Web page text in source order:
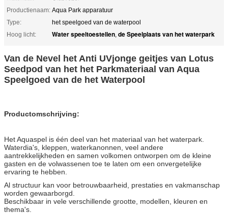
Productienaam: Aqua Park apparatuur
Type:
het speelgoed van de waterpool
Hoog licht:
Water speeltoestellen, de Speelplaats van het waterpark
Van de Nevel het Anti UVjonge geitjes van Lotus
Seedpod van het het Parkmateriaal van Aqua
Speelgoed van de het Waterpool
Productomschrijving:
Het Aquaspel is één deel van het materiaal van het waterpark.
Waterdia's, kleppen, waterkanonnen, veel andere
aantrekkelijkheden en samen volkomen ontworpen om de kleine
gasten en de volwassenen toe te laten om een onvergetelijke
ervaring te hebben.
Al structuur kan voor betrouwbaarheid, prestaties en vakmanschap
worden gewaarborgd.
Beschikbaar in vele verschillende grootte, modellen, kleuren en
thema's.